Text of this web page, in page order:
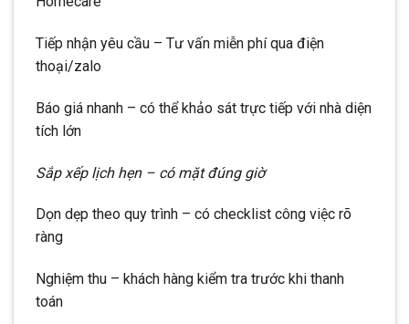
Tiếp nhận yêu cầu – Tư vấn miễn phí qua điện
thoại/zalo
Báo giá nhanh – có thể khảo sát trực tiếp với nhà diện
tích lớn
Sắp xếp lịch hẹn – có mặt đúng giờ
Dọn dẹp theo quy trình – có checklist công việc rõ
ràng
Nghiệm thu – khách hàng kiểm tra trước khi thanh
toán